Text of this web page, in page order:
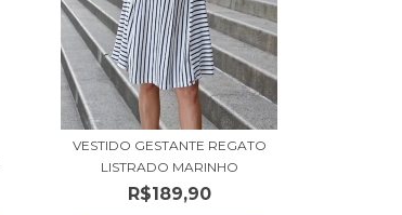
VESTIDO GESTANTE REGATO
LISTRADO MARINHO
R$189,90